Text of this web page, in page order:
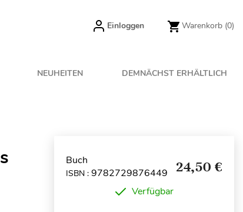
Einloggen Warenkorb (0)
NEUHEITEN DEMNÄCHST ERHÄLTLICH
Buch
ISBN : 9782729876449 24,50 €
Verfügbar